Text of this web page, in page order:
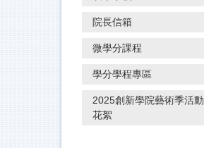
院長信箱
微學分課程
學分學程專區
2025創新學院藝術季活動
花絮